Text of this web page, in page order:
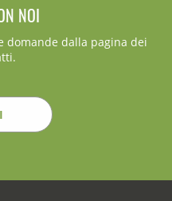
NOI
domande dalla pagina dei